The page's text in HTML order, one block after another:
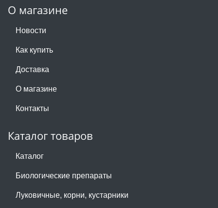
О магазине
Новости
Как купить
Доставка
О магазине
Контакты
Каталог товаров
Каталог
Биологические препараты
Луковичные, корни, кустарники